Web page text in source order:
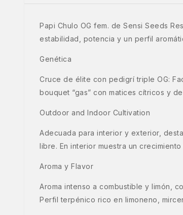
Papi Chulo OG fem. de Sensi Seeds
estabilidad, potencia y un perfil
Genética
Cruce de élite con pedigrí triple OG:
bouquet “gas” con matices cítricos y
Outdoor and Indoor Cultivation
Adecuada para interior y exterior,
libre. En interior muestra un
Aroma y Flavor
Aroma intenso a combustible y limón,
Perfil terpénico rico en limoneno,